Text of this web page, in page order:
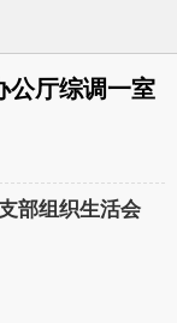
公厅综调一室
部组织生活会